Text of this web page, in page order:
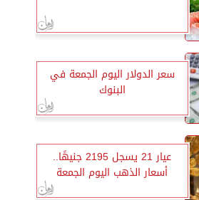
سعر الدولار اليوم الجمعة في
البنوك
عيار 21 يسجل 2195 جنيهًا..
أسعار الذهب اليوم الجمعة